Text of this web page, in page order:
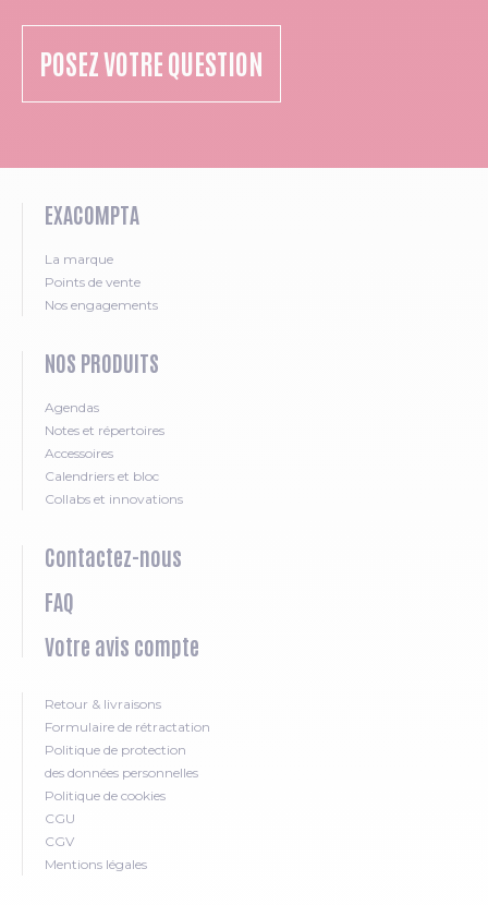
POSEZ VOTRE QUESTION
EXACOMPTA
La marque
Points de vente
Nos engagements
NOS PRODUITS
Agendas
Notes et répertoires
Accessoires
Calendriers et bloc
Collabs et innovations
Contactez-nous
FAQ
Votre avis compte
Retour & livraisons
Formulaire de rétractation
Politique de protection
des données personnelles
Politique de cookies
CGU
CGV
Mentions légales